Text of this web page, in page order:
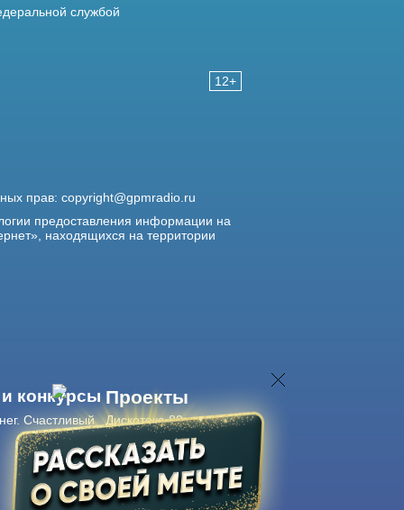
12+
службой
прав: copyright@gpmradio.ru
предоставления информации на
находящихся на территории
конкурсы
Счастливый
Проекты
Дискотека 80-х
Живые концерты
Журнал Авторадио
Авторадиов смартфоне